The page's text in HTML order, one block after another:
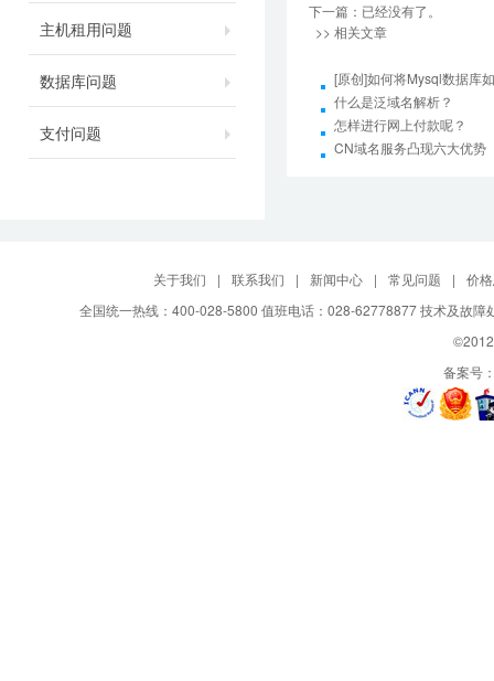
主机租用问题
数据库问题
支付问题
下一篇：已经没有了。
>> 相关文章
[原创]如何将Mysql数据库
什么是泛域名解析？
怎样进行网上付款呢？
CN域名服务凸现六大优势
关于我们 | 联系我们 | 新闻中心 | 常见问题 |
价
全国统一热线：400-028-5800 值班电话：028-62778877 技术及故障
备案号